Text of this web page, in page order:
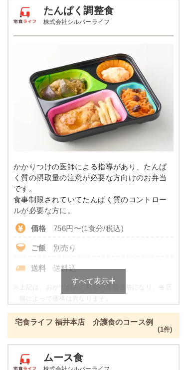
※メニューの補足
-
ソーセージのポトフ風
しっとり卯の花
栄養素
※メニューの補足
※ その他備考
メニューは日替わりです（メニューは一例です）
各店舗によって価格は異なります。
糖質カロリー調整食の栄養素例
カロリー 170kcal
塩分 1.8g
タンパク質 7.4g
脂質 10.1g
10.6g
リン 109.3mg
カリウム
コレステロール
鶏肉と茄子の和風炒め
ねぎとちくわのぬた
青菜とチャーシュの刻み炒め
ツナとキャベツの炒め物
栄養素
-
たんぱく調整食
株式会社シルバーライフ
かかりつけの医師による指導があり、たんぱ
く質の摂取量の注意が必要な方向けのお弁当
です。
食事制限されていてたんぱく質のコントロー
ルが必要な方に。
価格 756円〜(1食分/税込)
ご飯 別売り
送料 送料込
※
上記は、おかずのみの料金の最低価格になり、各店
舗によって価格は異なります。
お問合せください。
たんぱく調整食の栄養素例
品数 4～5品
すべて表示
宅食ライフ 福井本店 介護食のコース例
(1件)
ムース食